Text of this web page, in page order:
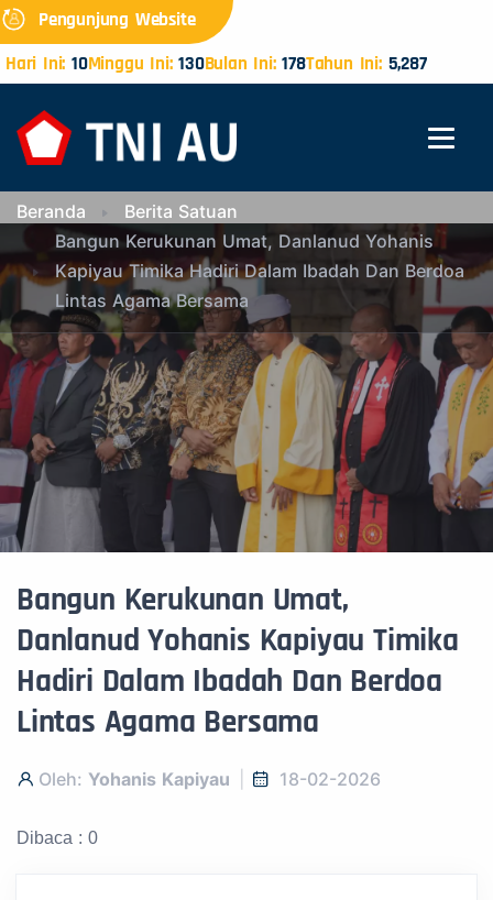
Pengunjung Website
Hari Ini: 10Minggu Ini:130Bulan Ini:178Tahun Ini:5,287
Beranda
Berita Satuan
Bangun Kerukunan Umat, Danlanud Yohanis
Kapiyau Timika Hadiri Dalam Ibadah Dan Berdoa
Lintas Agama Bersama
Bangun Kerukunan Umat,
Danlanud Yohanis Kapiyau Timika
Hadiri Dalam Ibadah Dan Berdoa
Lintas Agama Bersama
Oleh: Yohanis Kapiyau 18-02-2026
Dibaca : 0